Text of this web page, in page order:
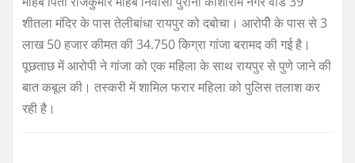
शीतला मंदिर के पास तेलीबांधा रायपुर को दबोचा। आरोपीे के पास से 3
लाख 50 हजार कीमत की 34.750 किग्रा गांजा बरामद की गई है।
पूछताछ में आरोपी ने गांजा को एक महिला के साथ रायपुर से पुणे जाने की
बात कबूल की। तस्करी में शामिल फरार महिला को पुलिस तलाश कर
रही है।